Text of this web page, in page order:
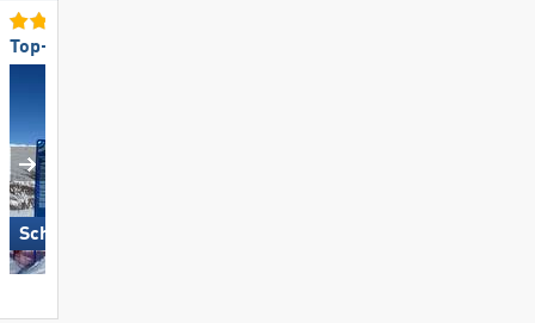
Top-Snowparkangebot
Schöneben-Haideralm